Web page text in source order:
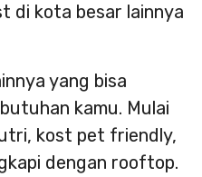
di kota besar lainnya
yang bisa
kamu. Mulai
kost pet friendly,
dengan rooftop.